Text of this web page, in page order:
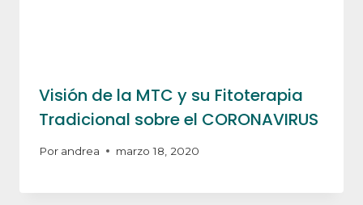
Visión de la MTC y su Fitoterapia
Tradicional sobre el CORONAVIRUS
Por andrea marzo 18, 2020